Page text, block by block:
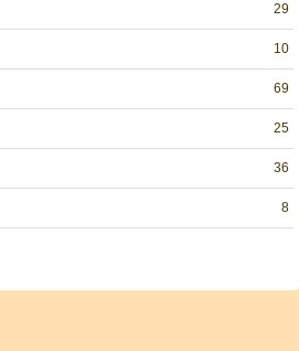
29
10
69
25
36
8